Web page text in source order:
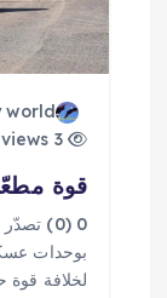
world
3 views
قوة
0 (0)
بوحدات
لخلافة قوة